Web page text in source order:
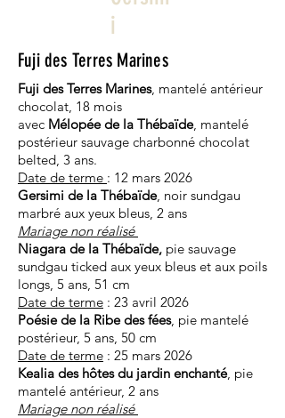
i
Fuji des Terres Marines
Fuji des Terres Marines, mantelé antérieur
chocolat, 18 mois
avec Mélopée de la Thébaïde, mantelé
postérieur sauvage charbonné chocolat
belted, 3 ans.
Date de terme : 12 mars 2026 ​
Gersimi de la Thébaïde, noir sundgau
marbré aux yeux bleus, 2 ans
Mariage non réalisé
Niagara de la Thébaïde, pie sauvage
sundgau ticked aux yeux bleus et aux poils
longs, 5 ans, 51 cm
​Date de terme : 23 avril 2026
Poésie de la Ribe des fées, pie mantelé
postérieur, 5 ans, 50 cm
Date de terme : 25 mars 2026
Kealia des hôtes du jardin enchanté, pie
mantelé antérieur, 2 ans
Mariage non réalisé